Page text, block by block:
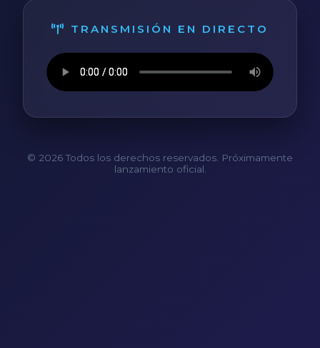
TRANSMISIÓN EN DIRECTO
© 2026 Todos los derechos reservados. Próximamente
lanzamiento oficial.